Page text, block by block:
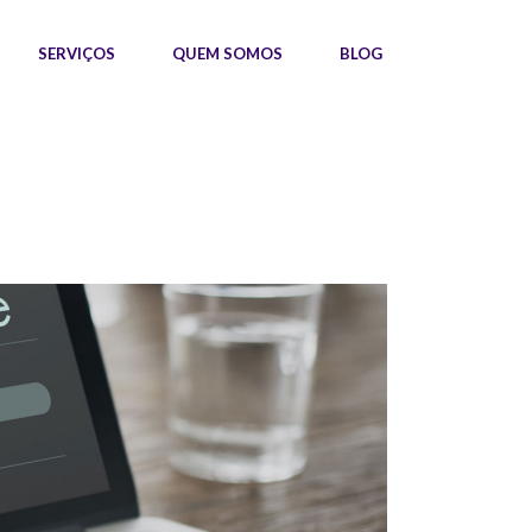
SERVIÇOS QUEM SOMOS BLOG